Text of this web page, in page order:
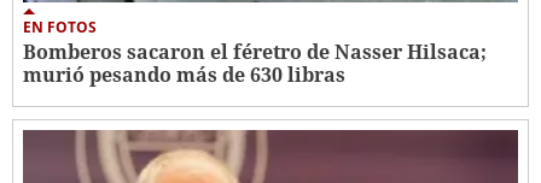
EN FOTOS
Bomberos sacaron el féretro de Nasser Hilsaca;
murió pesando más de 630 libras